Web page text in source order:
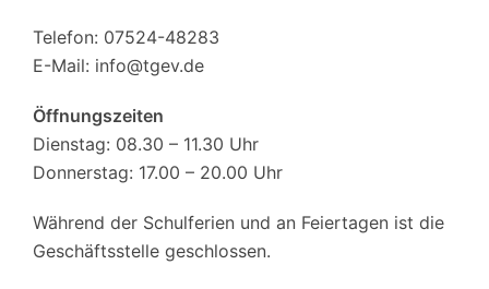
Telefon: 07524-48283
E-Mail: info@tgev.de
Öffnungszeiten
Dienstag: 08.30 – 11.30 Uhr
Donnerstag: 17.00 – 20.00 Uhr
Während der Schulferien und an Feiertagen ist die
Geschäftsstelle geschlossen.